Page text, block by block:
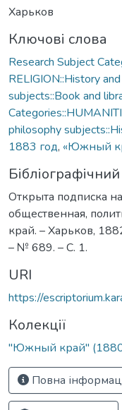
Харьков
Ключові слова
Research Subject
RELIGION::History
subjects::Book and
philosophy
1883 год, «Южный
Открыта подписка
общественная,
край. – Харьков,
– № 689. – С. 1.
URI
https://
Колекції
"Южный край"
Повна